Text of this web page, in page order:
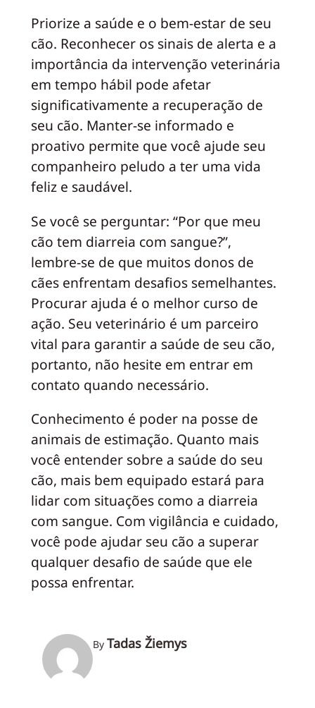
Priorize a saúde e o bem-estar de seu
cão. Reconhecer os sinais de alerta e a
importância da intervenção veterinária
em tempo hábil pode afetar
significativamente a recuperação de
seu cão. Manter-se informado e
proativo permite que você ajude seu
companheiro peludo a ter uma vida
feliz e saudável.
Se você se perguntar: “Por que meu
cão tem diarreia com sangue?”,
lembre-se de que muitos donos de
cães enfrentam desafios semelhantes.
Procurar ajuda é o melhor curso de
ação. Seu veterinário é um parceiro
vital para garantir a saúde de seu cão,
portanto, não hesite em entrar em
contato quando necessário.
Conhecimento é poder na posse de
animais de estimação. Quanto mais
você entender sobre a saúde do seu
cão, mais bem equipado estará para
lidar com situações como a diarreia
com sangue. Com vigilância e cuidado,
você pode ajudar seu cão a superar
qualquer desafio de saúde que ele
possa enfrentar.
By Tadas Žiemys